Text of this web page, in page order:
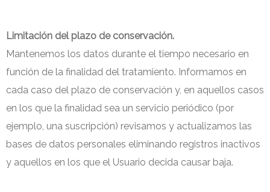
Limitación del plazo de conservación.
Mantenemos los datos durante el tiempo necesario en
función de la finalidad del tratamiento. Informamos en
cada caso del plazo de conservación y, en aquellos casos
en los que la finalidad sea un servicio periódico (por
ejemplo, una suscripción) revisamos y actualizamos las
bases de datos personales eliminando registros inactivos
y aquellos en los que el Usuario decida causar baja.